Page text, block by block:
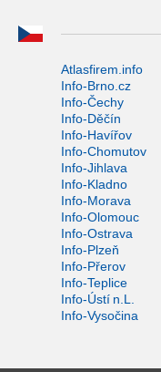
Atlasfirem.info
Info-Brno.cz
Info-Čechy
Info-Děčín
Info-Havířov
Info-Chomutov
Info-Jihlava
Info-Kladno
Info-Morava
Info-Olomouc
Info-Ostrava
Info-Plzeň
Info-Přerov
Info-Teplice
Info-Ústí n.L.
Info-Vysočina